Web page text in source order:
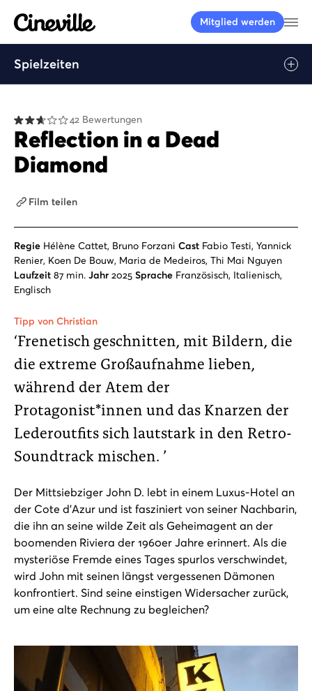
Cineville Logo
Mitglied werden
Spielzeiten
42 Bewertungen
Reflection in a Dead
Diamond
Film teilen
Regie Hélène Cattet, Bruno Forzani Cast Fabio Testi, Yannick
Renier, Koen De Bouw, Maria de Medeiros, Thi Mai Nguyen
Laufzeit 87 min. Jahr 2025 Sprache Französisch, Italienisch,
Englisch
Tipp von Christian
‘Frenetisch geschnitten, mit Bildern, die
die extreme Großaufnahme lieben,
während der Atem der
Protagonist*innen und das Knarzen der
Lederoutfits sich lautstark in den Retro-
Soundtrack mischen. ’
Der Mittsiebziger John D. lebt in einem Luxus-Hotel an
der Cote d'Azur und ist fasziniert von seiner Nachbarin,
die ihn an seine wilde Zeit als Geheimagent an der
boomenden Riviera der 1960er Jahre erinnert. Als die
mysteriöse Fremde eines Tages spurlos verschwindet,
wird John mit seinen längst vergessenen Dämonen
konfrontiert. Sind seine einstigen Widersacher zurück,
um eine alte Rechnung zu begleichen?